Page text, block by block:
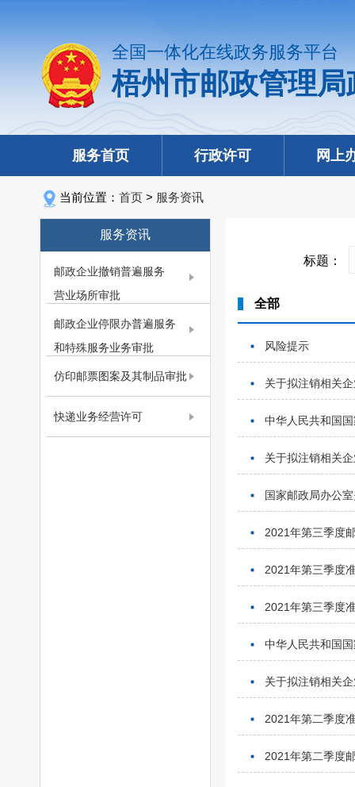
全国一体化在线政务服务平台
梧州市邮政管理
服务首页 行政许可 网上
当前位置： 首页 > 服务资讯
服务资讯
邮政企业撤销普遍服务
营业场所审批
邮政企业停限办普遍服务
和特殊服务业务审批
仿印邮票图案及其制品审批
快递业务经营许可
标题：
全部
风险提示
关于拟注销相关
中华人民共和国
关于拟注销相关
国家邮政局办公
2021年第三季度
2021年第三季度
2021年第三季度
中华人民共和国
关于拟注销相关
2021年第二季度
2021年第二季度